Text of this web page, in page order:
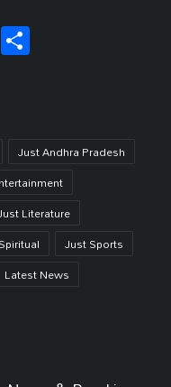
Threads
Just Andhra Pradesh
Literature
Just Sports
Latest News